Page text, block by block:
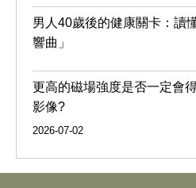
男人40歲後的健康關卡：讀
響曲」
更高的磁場強度是否一定會
影像?
2026-07-02